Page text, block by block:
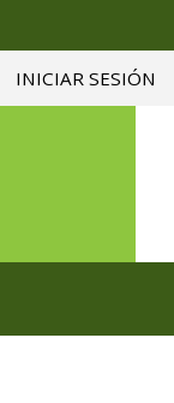
INICIAR SESIÓN